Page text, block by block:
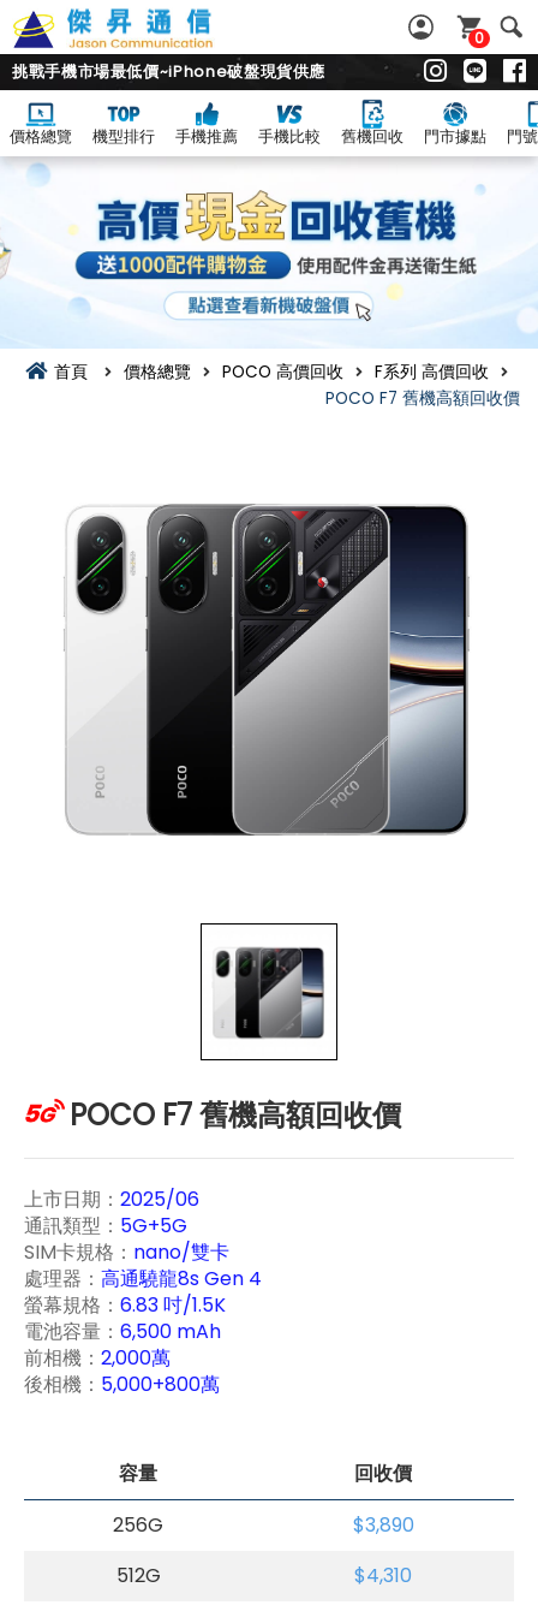
0
挑戰手機市場最低價~iPhone破盤現貨供應
價格總覽 機型排行 手機推薦 手機比較 舊機回收 門市據點 門
首頁 價格總覽 POCO 高價回收
F系列 高價回收
POCO F7 舊機高額回收價
POCO F7 舊機高額回收價
上市日期： 2025/06
通訊類型： 5G+5G
SIM卡規格： nano/雙卡
處理器： 高通驍龍8s Gen 4
螢幕規格： 6.83 吋/1.5K
電池容量： 6,500 mAh
前相機： 2,000萬
後相機： 5,000+800萬
容量
回收價
256G
$3,890
512G
$4,310